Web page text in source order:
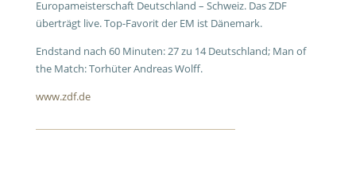
Europameisterschaft Deutschland – Schweiz. Das ZDF
überträgt live. Top-Favorit der EM ist Dänemark.
Endstand nach 60 Minuten: 27 zu 14 Deutschland; Man of
the Match: Torhüter Andreas Wolff.
www.zdf.de